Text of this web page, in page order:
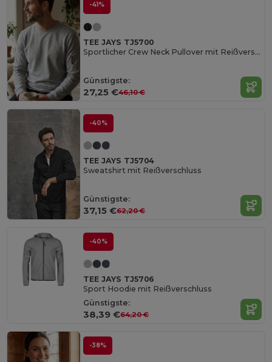
-41%
TEE JAYS TJ5700
Sportlicher Crew Neck Pullover mit Reißverschlusstasche
Günstigste:
27,25 €46,10 €
-40%
TEE JAYS TJ5704
Sweatshirt mit Reißverschluss
Günstigste:
37,15 €62,20 €
-40%
TEE JAYS TJ5706
Sport Hoodie mit Reißverschluss
Günstigste:
38,39 €64,20 €
-38%